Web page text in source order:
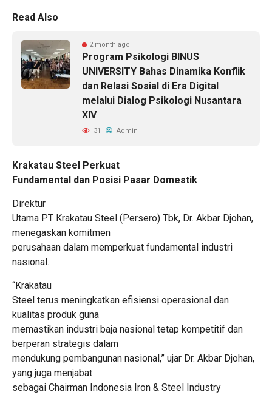
Read Also
2 month ago
Program Psikologi BINUS
UNIVERSITY Bahas Dinamika Konflik
dan Relasi Sosial di Era Digital
melalui Dialog Psikologi Nusantara
XIV
31 Admin
Krakatau Steel Perkuat
Fundamental dan Posisi Pasar Domestik
Direktur
Utama PT Krakatau Steel (Persero) Tbk, Dr. Akbar Djohan,
menegaskan komitmen
perusahaan dalam memperkuat fundamental industri
nasional.
“Krakatau
Steel terus meningkatkan efisiensi operasional dan
kualitas produk guna
memastikan industri baja nasional tetap kompetitif dan
berperan strategis dalam
mendukung pembangunan nasional,” ujar Dr. Akbar Djohan,
yang juga menjabat
sebagai Chairman Indonesia Iron & Steel Industry